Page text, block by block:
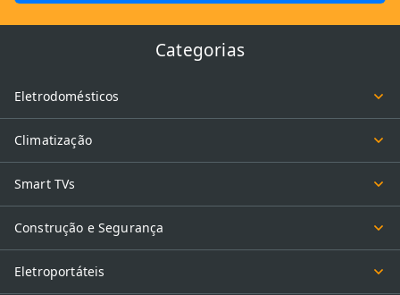
Categorias
Eletrodomésticos
Climatização
Smart TVs
Construção e Segurança
Eletroportáteis